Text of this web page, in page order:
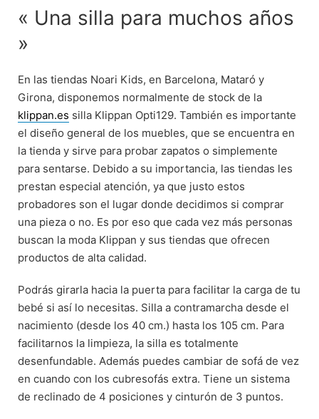
« Una silla para muchos años
»
En las tiendas Noari Kids, en Barcelona, Mataró y
Girona, disponemos normalmente de stock de la
klippan.es silla Klippan Opti129. También es importante
el diseño general de los muebles, que se encuentra en
la tienda y sirve para probar zapatos o simplemente
para sentarse. Debido a su importancia, las tiendas les
prestan especial atención, ya que justo estos
probadores son el lugar donde decidimos si comprar
una pieza o no. Es por eso que cada vez más personas
buscan la moda Klippan y sus tiendas que ofrecen
productos de alta calidad.
Podrás girarla hacia la puerta para facilitar la carga de tu
bebé si así lo necesitas. Silla a contramarcha desde el
nacimiento (desde los 40 cm.) hasta los 105 cm. Para
facilitarnos la limpieza, la silla es totalmente
desenfundable. Además puedes cambiar de sofá de vez
en cuando con los cubresofás extra. Tiene un sistema
de reclinado de 4 posiciones y cinturón de 3 puntos.